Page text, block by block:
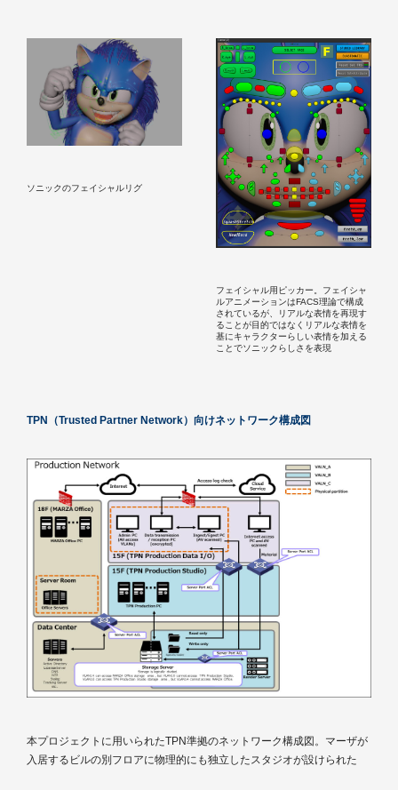
ソニックのフェイシャルリグ
フェイシャル用ピッカー。フェイシャ
ルアニメーションはFACS理論で構成
されているが、リアルな表情を再現す
ることが目的ではなくリアルな表情を
基にキャラクターらしい表情を加える
ことでソニックらしさを表現
TPN（Trusted Partner Network）向けネットワーク構成図
本プロジェクトに用いられたTPN準拠のネットワーク構成図。マーザが
入居するビルの別フロアに物理的にも独立したスタジオが設けられた